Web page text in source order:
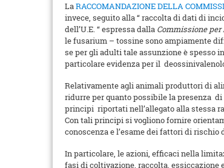
LaRACCOMANDAZIONE DELLA
invece, seguito alla “ raccolta di dati di
dell’U.E. “ espressa dalla Commissione
le fusarium – tossine sono ampiamente
se per gli adulti tale assunzione è spesso
particolare evidenza per il
Relativamente agli animali produttori di
ridurre per quanto possibile la presenza
principi riportati nell’allegato alla stessa
Con tali principi si vogliono fornire
conoscenza e l’esame dei fattori di rischio
In particolare, le azioni, efficaci nella
fasi di coltivazione, raccolta, essiccazione